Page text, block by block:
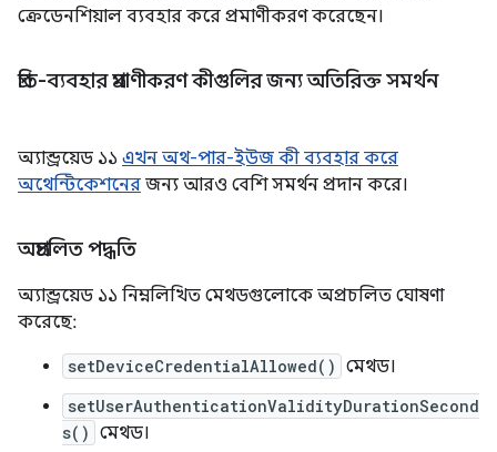
ক্রেডেনশিয়াল ব্যবহার করে প্রমাণীকরণ করেছেন।
প্রতি-ব্যবহার প্রমাণীকরণ কীগুলির জন্য অতিরিক্ত সমর্থন
অ্যান্ড্রয়েড ১১ এখন অথ-পার-ইউজ কী ব্যবহার করে
অথেন্টিকেশনের জন্য আরও বেশি সমর্থন প্রদান করে।
অপ্রচলিত পদ্ধতি
অ্যান্ড্রয়েড ১১ নিম্নলিখিত মেথডগুলোকে অপ্রচলিত ঘোষণা
করেছে:
setDeviceCredentialAllowed() মেথড।
setUserAuthenticationValidityDurationSecond
s() মেথড।